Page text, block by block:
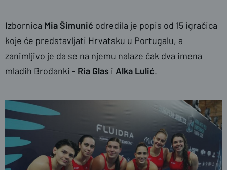
Izbornica Mia Šimunić odredila je popis od 15 igračica
koje će predstavljati Hrvatsku u Portugalu, a
zanimljivo je da se na njemu nalaze čak dva imena
mladih Brođanki - Ria Glas i Alka Lulić.